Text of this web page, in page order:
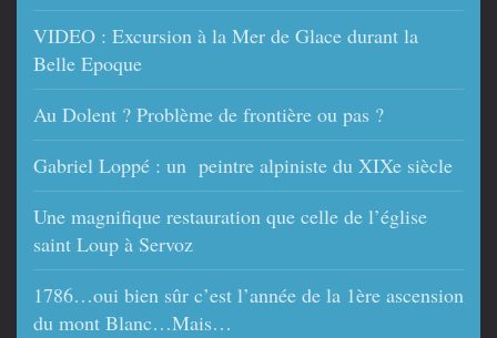
VIDEO : Excursion à la Mer de Glace durant la
Belle Epoque
Au Dolent ? Problème de frontière ou pas ?
Gabriel Loppé : un peintre alpiniste du XIXe siècle
Une magnifique restauration que celle de l’église
saint Loup à Servoz
1786…oui bien sûr c’est l’année de la 1ère ascension
du mont Blanc…Mais…